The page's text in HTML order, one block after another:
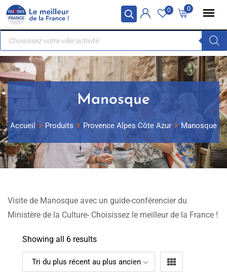
Panneau de gestion des cookies
Skip
content
0
0
Recherche
produits
Manosque
Accueil Produits Provence Alpes Côte Azur Manosque
Visite de Manosque avec un guide-conférencier du
Ministère de la Culture- Choisissez le meilleur de la France !
Showing all 6 results